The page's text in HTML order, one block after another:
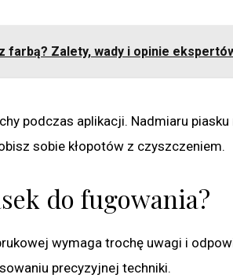
farbą? Zalety, wady i opinie
podczas aplikacji. Nadmiaru
sobie kłopotów z czyszczeniem.
do fugowania?
wymaga trochę uwagi i
precyzyjnej techniki.